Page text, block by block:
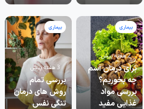
بیماری
برای درمان آسم
چه بخوریم؟
بررسی مواد
غذایی مفید
2 هفته پیش
بیماری
بررسی تمام
روش های درمان
تنگی نفس
3 هفته پیش